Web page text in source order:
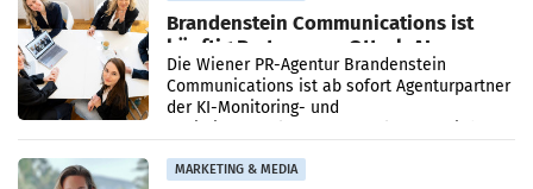
Brandenstein Communications ist
künftig Partner von OtterlyAI
Die Wiener PR-Agentur Brandenstein
Communications ist ab sofort Agenturpartner
der KI-Monitoring- und
MARKETING & MEDIA